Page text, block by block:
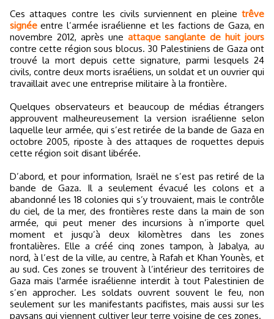
Ces attaques contre les civils surviennent en pleine trêve
signée entre l’armée israélienne et les factions de Gaza, en
novembre 2012, après une attaque sanglante de huit jours
contre cette région sous blocus. 30 Palestiniens de Gaza ont
trouvé la mort depuis cette signature, parmi lesquels 24
civils, contre deux morts israéliens, un soldat et un ouvrier qui
travaillait avec une entreprise militaire à la frontière.
Quelques observateurs et beaucoup de médias étrangers
approuvent malheureusement la version israélienne selon
laquelle leur armée, qui s’est retirée de la bande de Gaza en
octobre 2005, riposte à des attaques de roquettes depuis
cette région soit disant libérée.
D’abord, et pour information, Israël ne s’est pas retiré de la
bande de Gaza. Il a seulement évacué les colons et a
abandonné les 18 colonies qui s’y trouvaient, mais le contrôle
du ciel, de la mer, des frontières reste dans la main de son
armée, qui peut mener des incursions à n’importe quel
moment et jusqu’à deux kilomètres dans les zones
frontalières. Elle a créé cinq zones tampon, à Jabalya, au
nord, à l’est de la ville, au centre, à Rafah et Khan Younès, et
au sud. Ces zones se trouvent à l’intérieur des territoires de
Gaza mais l'armée israélienne interdit à tout Palestinien de
s’en approcher. Les soldats ouvrent souvent le feu, non
seulement sur les manifestants pacifistes, mais aussi sur les
paysans qui viennent cultiver leur terre voisine de ces zones.